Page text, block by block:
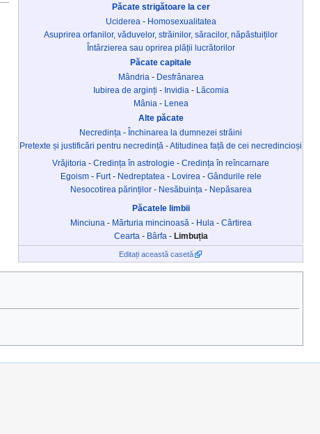
Păcate strigătoare la cer
Uciderea - Homosexualitatea
Asuprirea orfanilor, văduvelor, străinilor, săracilor, năpăstuiților
Întârzierea sau oprirea plății lucrătorilor
Păcate capitale
Mândria - Desfrânarea
Iubirea de arginți - Invidia - Lăcomia
Mânia - Lenea
Alte păcate
Necredința - Închinarea la dumnezei străini
Pretexte și justificări pentru necredință -Atitudinea față de cei necredincioși
Vrăjitoria - Credința în astrologie - Credința în reîncarnare
Egoism- Furt- Nedreptatea - Lovirea - Gândurile rele
Nesocotirea părinților- Nesăbuința - Nepăsarea
Păcatele limbii
Minciuna - Mărturia mincinoasă - Hula - Cârtirea
Cearta - Bârfa - Limbuția
Editați această casetă